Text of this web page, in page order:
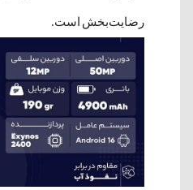
رضایت‌بخش است.